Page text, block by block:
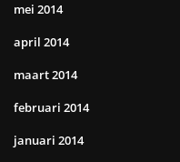
mei 2014
april 2014
maart 2014
februari 2014
januari 2014